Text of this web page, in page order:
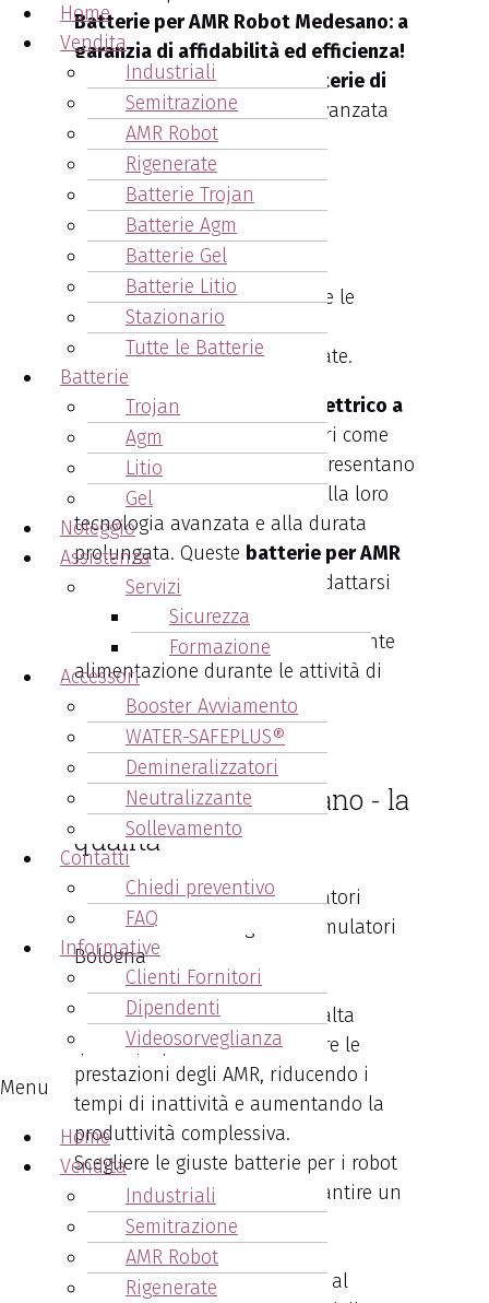
Home
Vendita
Industriali
Semitrazione
AMR Robot
Rigenerate
Batterie Trojan
Batterie Agm
Batterie Gel
Batterie Litio
Stazionario
Tutte le Batterie
Batterie
Trojan
Agm
Litio
Gel
Noleggio
Assistenza
Servizi
Sicurezza
Formazione
Accessori
Booster Avviamento
WATER-SAFEPLUS®
Demineralizzatori
Neutralizzante
Sollevamento
Contatti
Chiedi preventivo
FAQ
Informative
Clienti Fornitori
Dipendenti
Videosorveglianza
Menu
Home
Vendita
Industriali
Semitrazione
AMR Robot
Rigenerate
Batterie per AMR Robot Medesano: a
garanzia di affidabilità ed efficienza!
Le migliori soluzioni per
batterie di
robot AMRper la logistica avanzata
devono garantire:
affidabilità
efficienza
elevate prestazioni
il tutto finalizzato a sostenere le
quotidiane operazioni di
movimentazione automatizzate.
Le
batterie per trainatore elettrico a
Medesano
offerte da fornitori come
Arcangeli Accumulatori
rappresentano
una scelta di qualità grazie alla loro
tecnologia avanzata e alla durata
prolungata. Queste batterie per AMR
Robotsono progettate per adattarsi
alle esigenze specifiche dei veicoli
autonomi, assicurando una costante
alimentazione durante le attività di
trasporto e logistica.
Batterie per robot
trasportatori Medesano - la
qualità
Con lebatterie per robot
trasportatori Medesano
di alta
qualità, è possibile ottimizzare le
prestazioni degli AMR, riducendo i
tempi di inattività e aumentando la
produttività complessiva.
Scegliere le giuste batterie per i robot
AMR è fondamentale per garantire un
funzionamento ottimale e
continuativo delle attività
automatizzate, contribuendo al